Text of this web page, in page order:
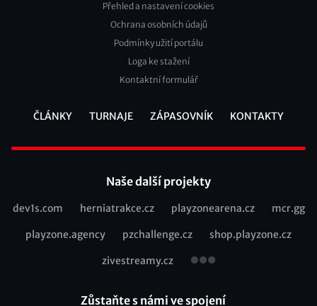
FooterPřehled a nastavení cookies
Ochrana osobních údajů
Podmínky užití portálu
Loga ke stažení
Kontaktní formulář
ČLÁNKY TURNAJE ZÁPASOVNÍK KONTAKTY
Naše další projekty
Recommended
dev1s.com herniatrakce.cz playzonearena.cz mcr.gg
playzone.agency pzchallenge.cz shop.playzone.cz
zivestreamy.cz
Zůstaňte s námi ve spojení